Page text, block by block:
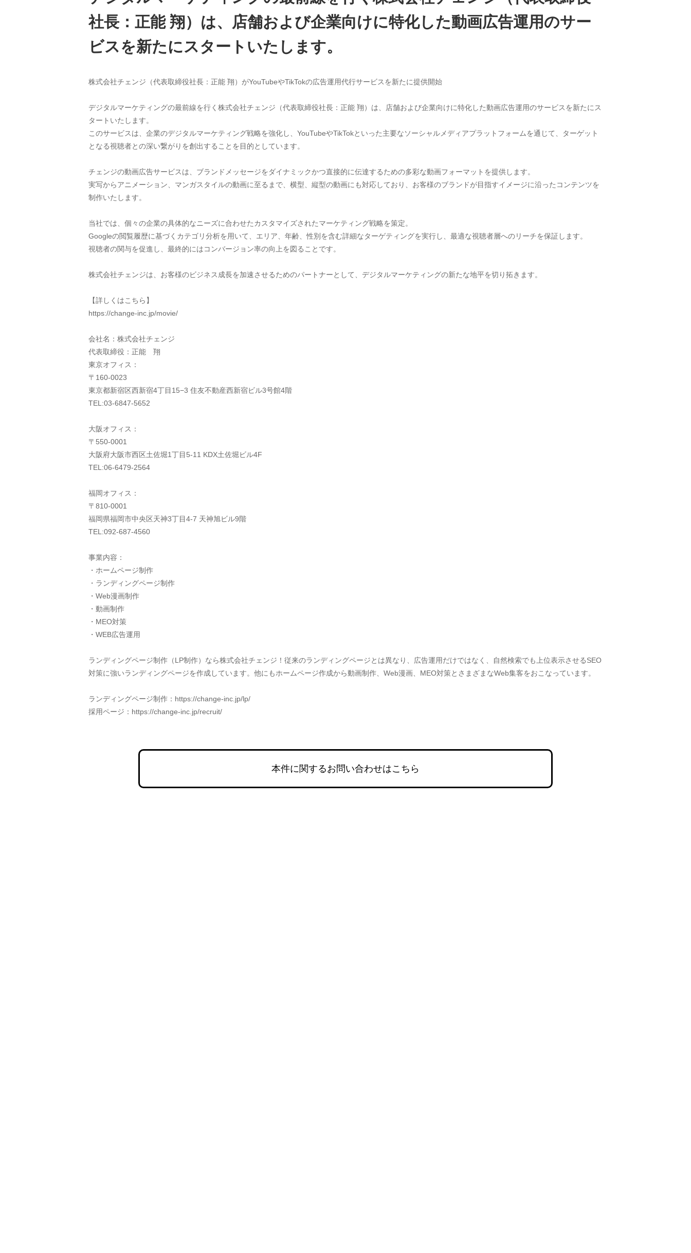
社長：正能 翔）は、店舗および企業向けに特化した動画広告運用のサー
ビスを新たにスタートいたします。
株式会社チェンジ（代表取締役社長：正能 翔）がYouTubeやTikTokの広告運用代行サービスを新たに提供開始
デジタルマーケティングの最前線を行く株式会社チェンジ（代表取締役社長：正能 翔）は、店舗および企業向けに特化した動画広告運用のサービスを新たにス
タートいたします。
このサービスは、企業のデジタルマーケティング戦略を強化し、YouTubeやTikTokといった主要なソーシャルメディアプラットフォームを通じて、ターゲット
となる視聴者との深い繋がりを創出することを目的としています。
チェンジの動画広告サービスは、ブランドメッセージをダイナミックかつ直接的に伝達するための多彩な動画フォーマットを提供します。
実写からアニメーション、マンガスタイルの動画に至るまで、横型、縦型の動画にも対応しており、お客様のブランドが目指すイメージに沿ったコンテンツを
制作いたします。
当社では、個々の企業の具体的なニーズに合わせたカスタマイズされたマーケティング戦略を策定。
Googleの閲覧履歴に基づくカテゴリ分析を用いて、エリア、年齢、性別を含む詳細なターゲティングを実行し、最適な視聴者層へのリーチを保証します。
視聴者の関与を促進し、最終的にはコンバージョン率の向上を図ることです。
株式会社チェンジは、お客様のビジネス成長を加速させるためのパートナーとして、デジタルマーケティングの新たな地平を切り拓きます。
【詳しくはこちら】
https://change-inc.jp/movie/
会社名：株式会社チェンジ
代表取締役：正能　翔
東京オフィス：
〒160-0023
東京都新宿区西新宿4丁目15−3 住友不動産西新宿ビル3号館4階
TEL:03-6847-5652
大阪オフィス：
〒550-0001
大阪府大阪市西区土佐堀1丁目5-11 KDX土佐堀ビル4F
TEL:06-6479-2564
福岡オフィス：
〒810-0001
福岡県福岡市中央区天神3丁目4-7 天神旭ビル9階
TEL:092-687-4560
事業内容：
・ホームページ制作
・ランディングページ制作
・Web漫画制作
・動画制作
・MEO対策
・WEB広告運用
ランディングページ制作（LP制作）なら株式会社チェンジ！従来のランディングページとは異なり、広告運用だけではなく、自然検索でも上位表示させるSEO
対策に強いランディングページを作成しています。他にもホームページ作成から動画制作、Web漫画、MEO対策とさまざまなWeb集客をおこなっています。
ランディングページ制作：https://change-inc.jp/lp/
採用ページ：https://change-inc.jp/recruit/
本件に関するお問い合わせはこちら